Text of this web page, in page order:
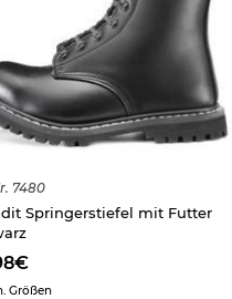
7480
Springerstiefel mit Futter
Größen